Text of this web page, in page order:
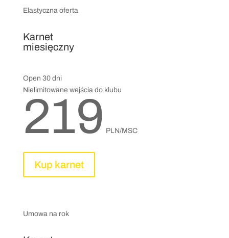
Elastyczna oferta
Karnet
miesięczny
Open 30 dni
Nielimitowane wejścia do klubu
219 PLN/MSC
Kup karnet
Umowa na rok